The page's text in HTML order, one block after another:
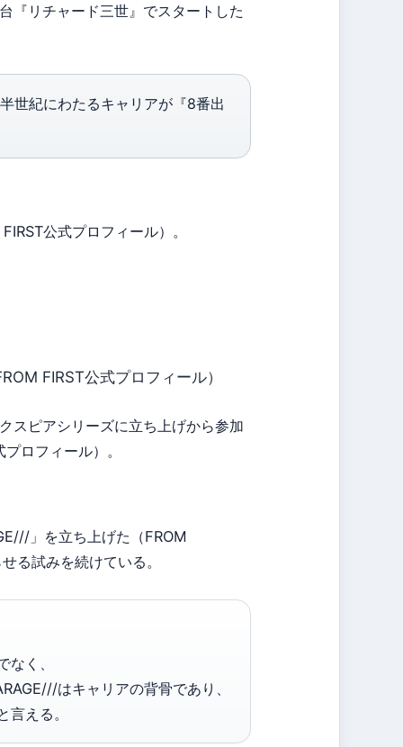
『リチャード三世』でスタートした
世紀にわたるキャリアが『8番出
公式プロフィール）。
FIRST公式プロフィール）
スピアシリーズに立ち上げから参加
ロフィール）。
」を立ち上げた（FROM
る試みを続けている。
く、
はキャリアの背骨であり、
える。